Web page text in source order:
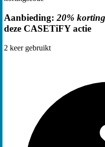
Aanbieding: 20%
deze CASETiFY actie
2 keer gebruikt